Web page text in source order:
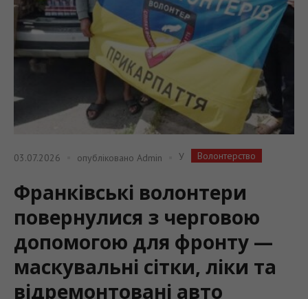
03.07.2026 опубліковано Admin У Волонтерство
Франківські волонтери
повернулися з черговою
допомогою для фронту —
маскувальні сітки, ліки та
відремонтовані авто